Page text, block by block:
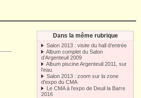
Dans la même rubrique
Salon 2013 : visite du hall d’entrée
Album complet du Salon
d’Argenteuil 2009
Album piscine Argenteuil 2011, sur
l’eau.
Salon 2013 : zoom sur la zone
d’expo du CMA
Le CMA à l’expo de Deuil la Barre
2016